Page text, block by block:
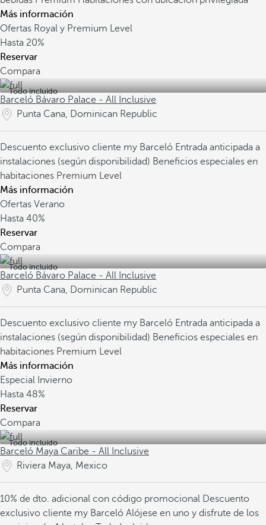
Más información
Ofertas Royal y Premium Level
Hasta 20%
Reservar
Compara
Todo incluido
Barceló Bávaro Palace - All Inclusive
Punta Cana, Dominican Republic
Descuento exclusivo cliente my Barceló Entrada anticipada a
instalaciones (según disponibilidad) Beneficios especiales en
habitaciones Premium Level
Más información
Ofertas Verano
Hasta 40%
Reservar
Compara
Todo incluido
Barceló Bávaro Palace - All Inclusive
Punta Cana, Dominican Republic
Descuento exclusivo cliente my Barceló Entrada anticipada a
instalaciones (según disponibilidad) Beneficios especiales en
habitaciones Premium Level
Más información
Especial Invierno
Hasta 48%
Reservar
Compara
Todo incluido
Barceló Maya Caribe - All Inclusive
Riviera Maya, Mexico
10% de dto. adicional con código promocional Descuento
exclusivo cliente my Barceló Alójese en uno y disfrute de los